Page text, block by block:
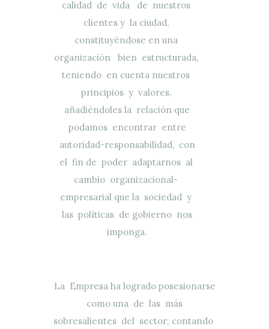
calidad de vida de nuestros
clientes y la ciudad,
constituyéndose en una
organización bien estructurada,
teniendo en cuenta nuestros
principios y valores,
añadiéndoles la relación que
podamos encontrar entre
autoridad-responsabilidad, con
el fin de poder adaptarnos al
cambio organizacional-
empresarial que la sociedad y
las políticas de gobierno nos
imponga.
La Empresa ha logrado posesionarse
como una de las más
sobresalientes del sector; contando